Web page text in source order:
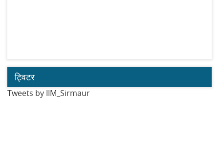
ट्विटर
Tweets by IIM_Sirmaur